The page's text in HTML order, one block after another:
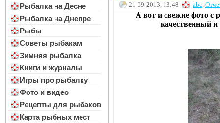
Рыбалка на Десне
Рыбалка на Днепре
Рыбы
Советы рыбакам
Зимняя рыбалка
Книги и журналы
Игры про рыбалку
Фото и видео
Рецепты для рыбаков
Карта рыбных мест
21-09-2013, 13:48 abc
А вот и свежие фото с
качественный и